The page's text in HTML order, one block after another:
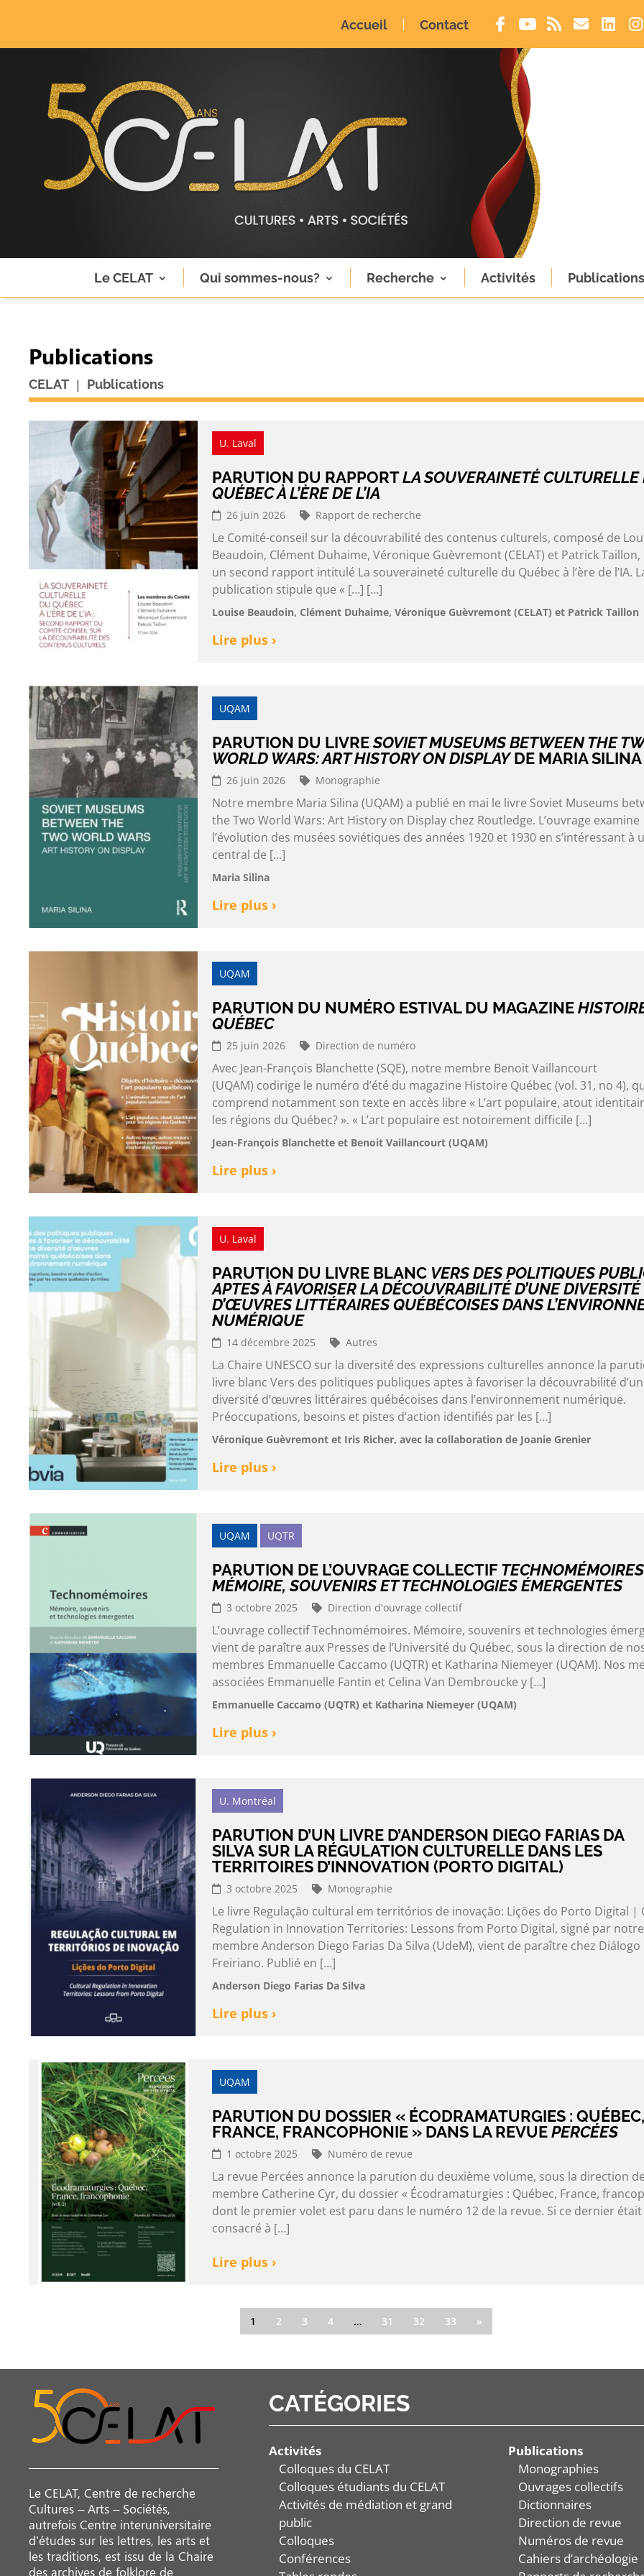
Accueil Contact
Le CELAT Qui sommes-nous? Recherche Activités Publications
Publications
CELAT | Publications
U. Laval
PARUTION DU RAPPORTLA SOUVERAINETÉ CULTURELLE
QUÉBEC À L’ÈRE DE L’IA
26 juin 2026 Rapport de recherche
Le Comité-conseil sur la découvrabilité des contenus culturels, composé de
Beaudoin, Clément Duhaime, Véronique Guèvremont (CELAT) et Patrick
un second rapport intitulé La souveraineté culturelle du Québec à l’ère de l’IA.
publication stipule que « […] […]
Louise Beaudoin, Clément Duhaime, Véronique Guèvremont (CELAT) et Patrick Taillon
Lire plus ›
UQAM
PARUTION DU LIVRESOVIET MUSEUMS BETWEEN THE
WORLD WARS: ART HISTORY ON DISPLAYDE MARIA SILINA
26 juin 2026 Monographie
Notre membre Maria Silina (UQAM) a publié en mai le livre Soviet Museums
the Two World Wars: Art History on Display chez Routledge. L’ouvrage examine
l’évolution des musées soviétiques des années 1920 et 1930 en s’intéressant à
central de […]
Maria Silina
Lire plus ›
UQAM
PARUTION DU NUMÉRO ESTIVAL DU MAGAZINE
QUÉBEC
25 juin 2026 Direction de numéro
Avec Jean-François Blanchette (SQE), notre membre Benoit Vaillancourt
(UQAM) codirige le numéro d’été du magazine Histoire Québec (vol. 31, no 4),
comprend notamment son texte en accès libre « L’art populaire, atout
les régions du Québec? ». « L’art populaire est notoirement difficile […]
Jean-François Blanchette et Benoit Vaillancourt (UQAM)
Lire plus ›
U. Laval
PARUTION DU LIVRE BLANC VERS DES POLITIQUES
APTES À FAVORISER LA DÉCOUVRABILITÉ D’UNE DIVERSITÉ
D’ŒUVRES LITTÉRAIRES QUÉBÉCOISES DANS
NUMÉRIQUE
14 décembre 2025 Autres
La Chaire UNESCO sur la diversité des expressions culturelles annonce la
livre blanc Vers des politiques publiques aptes à favoriser la découvrabilité
diversité d’œuvres littéraires québécoises dans l’environnement numérique.
Préoccupations, besoins et pistes d’action identifiés par les […]
Véronique Guèvremont et Iris Richer, avec la collaboration de Joanie Grenier
Lire plus ›
UQAM UQTR
PARUTION DE L’OUVRAGE COLLECTIF
MÉMOIRE, SOUVENIRS ET TECHNOLOGIES ÉMERGENTES
3 octobre 2025 Direction d'ouvrage collectif
L’ouvrage collectif Technomémoires. Mémoire, souvenirs et technologies
vient de paraître aux Presses de l’Université du Québec, sous la direction de
membres Emmanuelle Caccamo (UQTR) et Katharina Niemeyer (UQAM). Nos
associées Emmanuelle Fantin et Celina Van Dembroucke y […]
Emmanuelle Caccamo (UQTR) et Katharina Niemeyer (UQAM)
Lire plus ›
U. Montréal
PARUTION D’UN LIVRE D’ANDERSON DIEGO FARIAS DA
SILVA SUR LA RÉGULATION CULTURELLE DANS LES
TERRITOIRES D’INNOVATION (PORTO DIGITAL)
3 octobre 2025 Monographie
Le livre Regulação cultural em territórios de inovação: Lições do Porto Digital |
Regulation in Innovation Territories: Lessons from Porto Digital, signé par notre
membre Anderson Diego Farias Da Silva (UdeM), vient de paraître chez Diálogo
Freiriano. Publié en […]
Anderson Diego Farias Da Silva
Lire plus ›
UQAM
PARUTION DU DOSSIER « ÉCODRAMATURGIES : QUÉBEC,
FRANCE, FRANCOPHONIE » DANS LA REVUEPERCÉES
1 octobre 2025 Numéro de revue
La revue Percées annonce la parution du deuxième volume, sous la direction
membre Catherine Cyr, du dossier « Écodramaturgies : Québec, France,
dont le premier volet est paru dans le numéro 12 de la revue. Si ce dernier était
consacré à […]
Lire plus ›
1 2 3 4 … 31 32 33 »
Le CELAT, Centre de recherche
Cultures – Arts – Sociétés,
autrefois Centre interuniversitaire
d’études sur les lettres, les arts et
les traditions, est issu de la Chaire
des archives de folklore de
CATÉGORIES
Activités
Colloques du CELAT
Colloques étudiants du CELAT
Activités de médiation et grand
public
Colloques
Conférences
Publications
Monographies
Ouvrages collectifs
Dictionnaires
Direction de revue
Numéros de revue
Cahiers d’archéologie